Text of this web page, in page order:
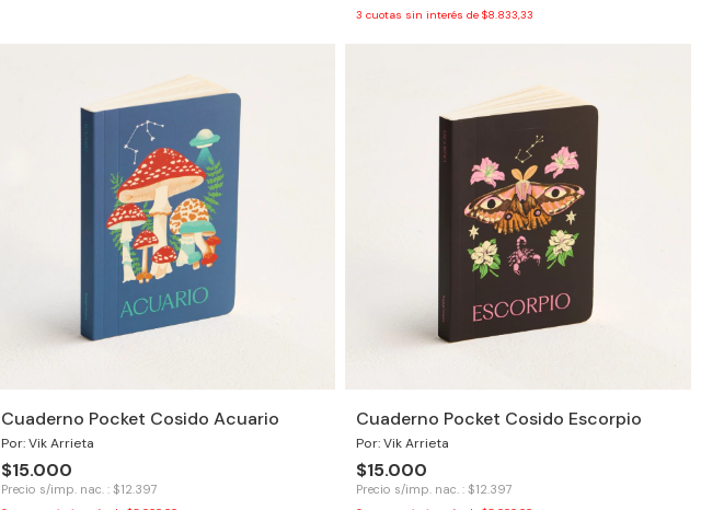
3 cuotas sin interés de$8.833,33
Cuaderno Pocket Cosido Acuario
Por: Vik Arrieta
$15.000
Precio s/imp. nac. : $12.397
Cuaderno Pocket Cosido Escorpio
Por: Vik Arrieta
$15.000
Precio s/imp. nac. : $12.397